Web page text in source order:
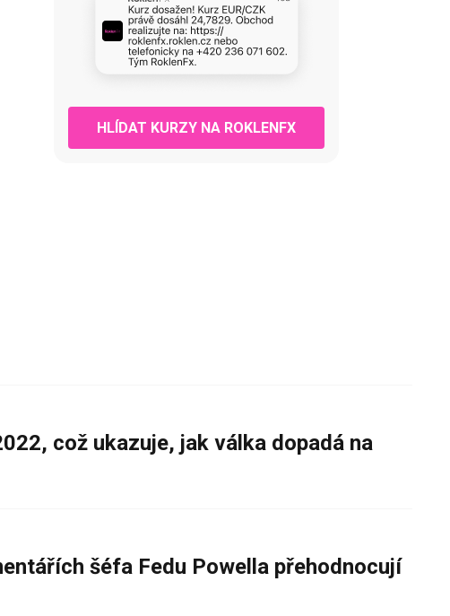
HLÍDAT KURZY NA ROKLENFX
což ukazuje, jak válka dopadá na
šéfa Fedu Powella přehodnocují